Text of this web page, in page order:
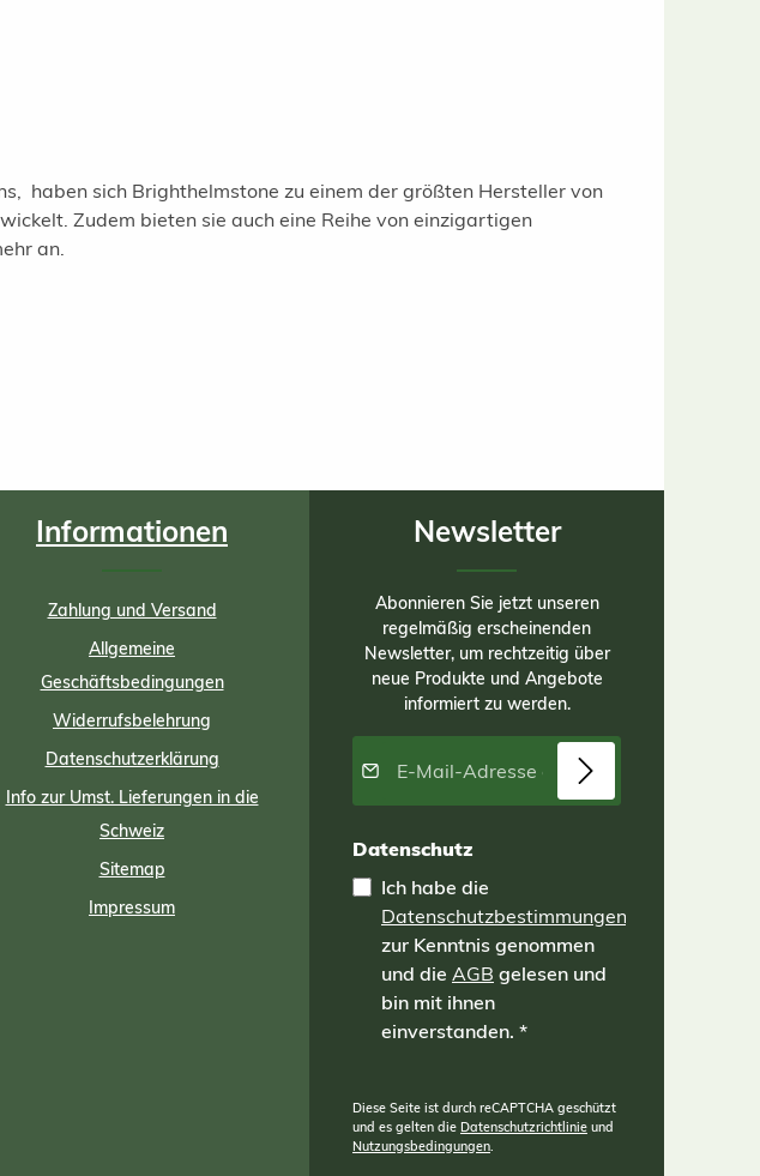
haben sich Brighthelmstone zu einem der größten Hersteller von
Zudem bieten sie auch eine Reihe von einzigartigen
an.
Informationen
Zahlung und Versand
Allgemeine
Geschäftsbedingungen
Widerrufsbelehrung
Datenschutzerklärung
Info zur Umst. Lieferungen in die
Schweiz
Sitemap
Impressum
Newsletter
Abonnieren Sie jetzt unseren
regelmäßig erscheinenden
Newsletter, um rechtzeitig über
neue Produkte und Angebote
informiert zu werden.
E-Mail-Adresse*
Datenschutz
Ich habe die
Datenschutzbestimmungen
zur Kenntnis genommen
und die AGB gelesen und
bin mit ihnen
einverstanden. *
Diese Seite ist durch reCAPTCHA geschützt
und es gelten die Datenschutzrichtlinie und
Nutzungsbedingungen.